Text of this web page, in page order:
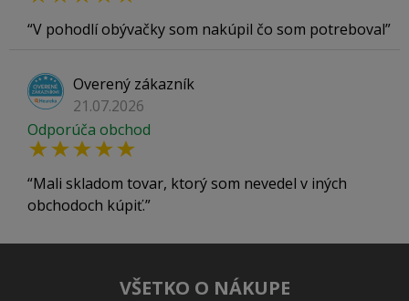
V pohodlí obývačky som nakúpil čo som potreboval
Overený zákazník
21.07.2026
Odporúča obchod
Mali skladom tovar, ktorý som nevedel v iných
obchodoch kúpiť.
VŠETKO O NÁKUPE